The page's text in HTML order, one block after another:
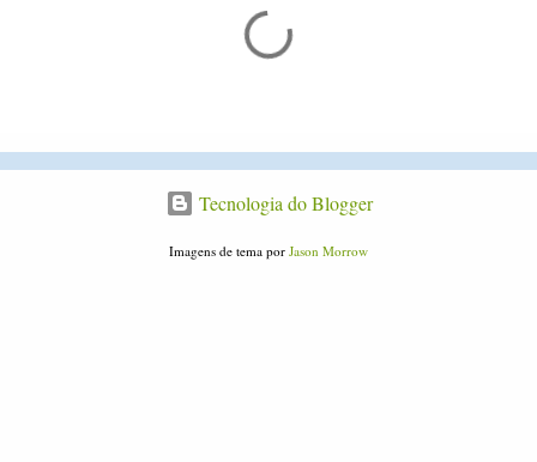
n
Tecnologia do Blogger
Imagens de tema por Jason Morrow